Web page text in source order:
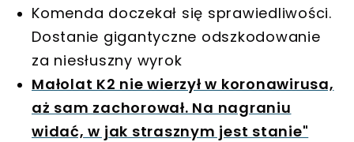
Komenda doczekał się sprawiedliwości.
Dostanie gigantyczne odszkodowanie
za niesłuszny wyrok
Małolat K2 nie wierzył w koronawirusa,
aż sam zachorował. Na nagraniu
widać, w jak strasznym jest stanie"